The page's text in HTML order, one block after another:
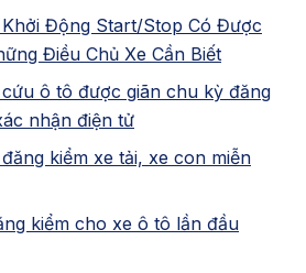
Động Start/Stop Có Được
Điều Chủ Xe Cần Biết
ô tô được giãn chu kỳ đăng
nhận điện tử
kiểm xe tải, xe con miễn
kiểm cho xe ô tô lần đầu